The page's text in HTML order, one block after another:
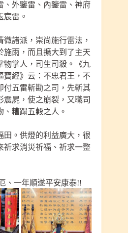
、外鑒雷、內鑒雷、神府
宸雷。
諸派，崇尚施行雷法，
施雨，而且擴大到了主天
物掌人，司生司殺。《九
寶經》云：不忠君王，不
付五雷斬勘之司，先斬其
屍，使之崩裂，又職司
糟蹋五榖之人。
田。供燈的利益廣大，很
祈求消災祈福、祈求一整
、一年順遂平安康泰!!